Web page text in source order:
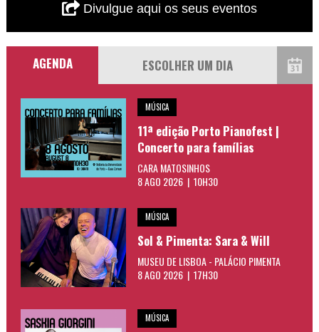
Divulgue aqui os seus eventos
AGENDA
MÚSICA
11ª edição Porto Pianofest |
Concerto para famílias
CARA MATOSINHOS
8 AGO 2026 | 10H30
MÚSICA
Sol & Pimenta: Sara & Will
MUSEU DE LISBOA - PALÁCIO PIMENTA
8 AGO 2026 | 17H30
MÚSICA